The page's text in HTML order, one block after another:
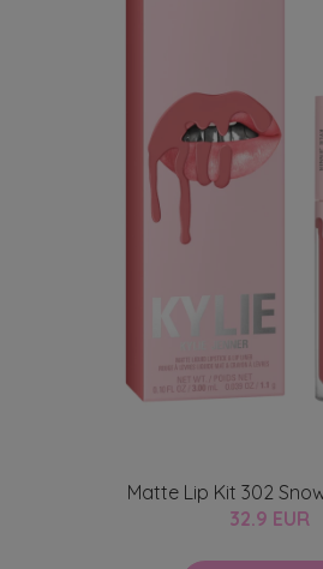
Matte Lip Kit 302
32.9 EUR